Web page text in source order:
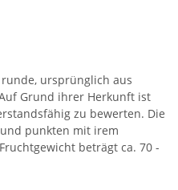
ursprünglich aus
Grund ihrer Herkunft ist
zu bewerten. Die
punkten mit irem
beträgt ca. 70 -